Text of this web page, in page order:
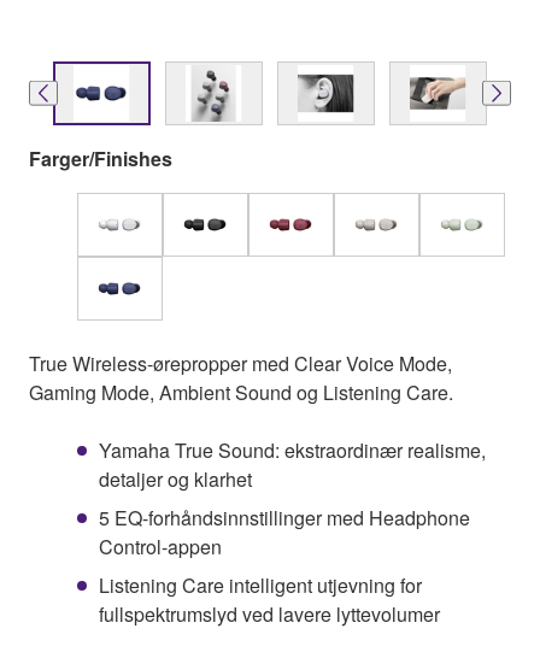
Farger/Finishes
True Wireless-ørepropper med Clear Voice Mode,
Gaming Mode, Ambient Sound og Listening Care.
Yamaha True Sound: ekstraordinær realisme,
detaljer og klarhet
5 EQ-forhåndsinnstillinger med Headphone
Control-appen
Listening Care intelligent utjevning for
fullspektrumslyd ved lavere lyttevolumer